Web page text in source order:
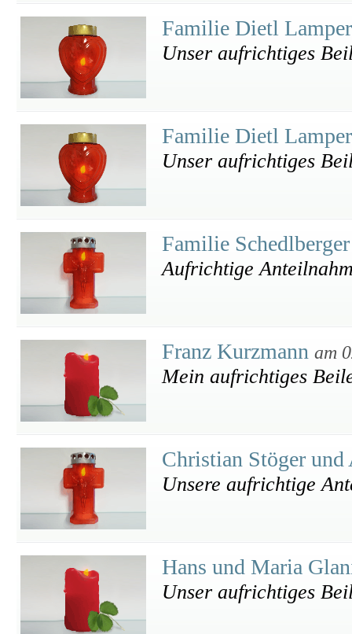
Familie Dietl
Unser aufrichtiges
Familie Dietl
Unser aufrichtiges
Familie
Aufrichtige
Franz Kurzmann am
Mein aufrichtiges
Christian Stöger
Unsere aufrichtige
Hans und Maria
Unser aufrichtiges